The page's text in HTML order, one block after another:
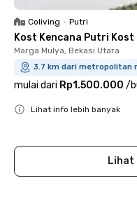
Coliving • Putri
Kost Kencana Putri Kost
Marga Mulya, Bekasi Utara
3.7 km dari metropolitan
mulai dari Rp1.500.000 /
Lihat info lebih banyak
Lihat